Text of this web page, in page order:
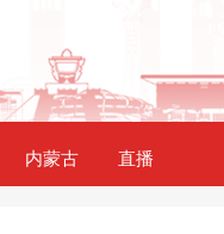
内蒙古 直播